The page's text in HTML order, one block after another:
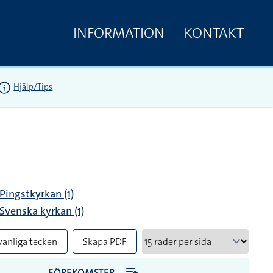
INFORMATION KONTAKT
Hjälp/Tips
Pingstkyrkan (1)
Svenska kyrkan (1)
tecken Skapa PDF